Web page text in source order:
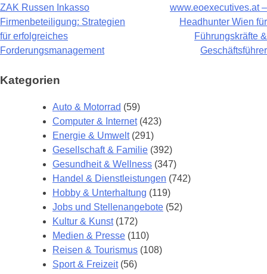
Beitragsnavigation
ZAK Russen Inkasso
Firmenbeteiligung: Strategien
für erfolgreiches
Forderungsmanagement
www.eoexecutives.at –
Headhunter Wien für
Führungskräfte &
Geschäftsführer
Kategorien
Auto & Motorrad (59)
Computer & Internet(423)
Energie & Umwelt(291)
Gesellschaft & Familie (392)
Gesundheit & Wellness (347)
Handel & Dienstleistungen (742)
Hobby & Unterhaltung (119)
Jobs und Stellenangebote (52)
Kultur & Kunst(172)
Medien & Presse (110)
Reisen & Tourismus (108)
Sport & Freizeit(56)